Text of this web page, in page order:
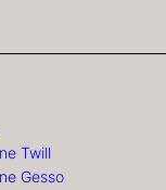
Twill
Gesso